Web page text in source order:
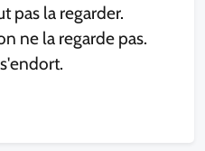
pas la regarder.
ne la regarde pas.